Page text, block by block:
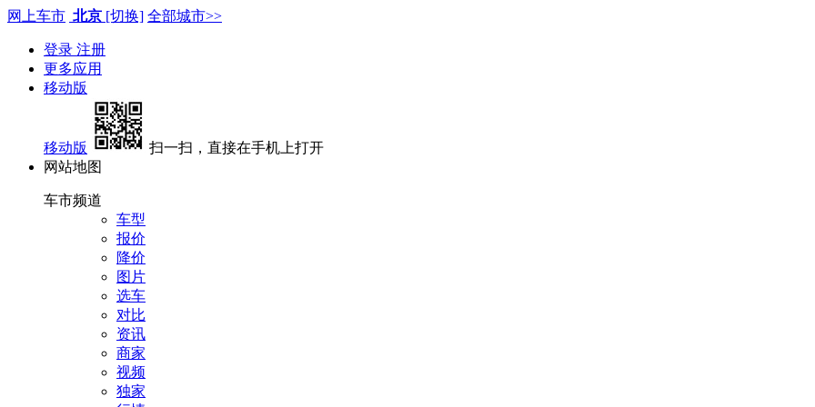
网上车市 北京 [切换] 全部城市>>
登录 注册
更多应用
移动版
移动版
扫一扫，直接在手机上打开
网站地图
车市频道
车型
报价
降价
图片
选车
对比
资讯
商家
视频
独家